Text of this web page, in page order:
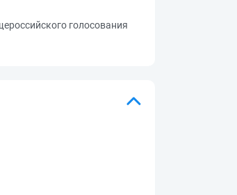
голосования